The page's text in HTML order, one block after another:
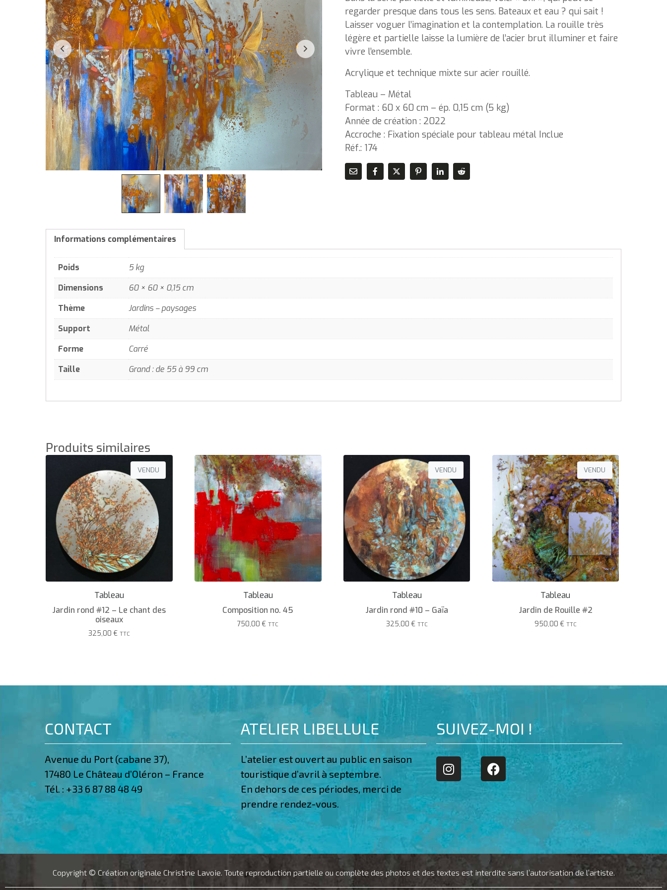
regarder presque dans tous les sens. Bateaux et eau ? qui sait !
Laisser voguer l’imagination et la contemplation. La rouille très
légère et partielle laisse la lumière de l’acier brut illuminer et faire
vivre l’ensemble.
Acrylique et technique mixte sur acier rouillé.
Tableau – Métal
Format : 60 x 60 cm – ép. 0,15 cm (5 kg)
Année de création : 2022
Accroche : Fixation spéciale pour tableau métal Inclue
Réf.: 174
Informations complémentaires
Poids
5 kg
Dimensions
60 × 60 × 0,15 cm
Thème
Jardins – paysages
Support
Métal
Forme
Carré
Taille
Grand : de 55 à 99 cm
Produits similaires
VENDU
Tableau
Jardin rond #12 – Le chant des
oiseaux
325,00 € TTC
Tableau
Composition no. 45
750,00€ TTC
VENDU
Tableau
Jardin rond #10 – Gaïa
325,00 € TTC
VENDU
Tableau
Jardin de Rouille #2
950,00 € TTC
CONTACT
Avenue du Port (cabane 37),
17480 Le Château d’Oléron – France
Tél. : +33 6 87 88 48 49
ATELIER LIBELLULE
L’atelier est ouvert au public en saison
touristique d’avril à septembre.
En dehors de ces périodes, merci de
prendre rendez-vous.
SUIVEZ-MOI !
Copyright © Création originale Christine Lavoie. Toute reproduction partielle ou complète des photos et des textes est interdite sans l’autorisation de l’artiste.